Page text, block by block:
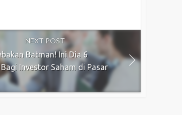
NEXT POST
Batman! Ini Dia 6
Bagi Investor Saham di Pasar